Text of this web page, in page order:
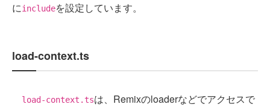
にincludeを設定しています。
load-context.ts
load-context.tsは、Remixのloaderなどでアクセスで